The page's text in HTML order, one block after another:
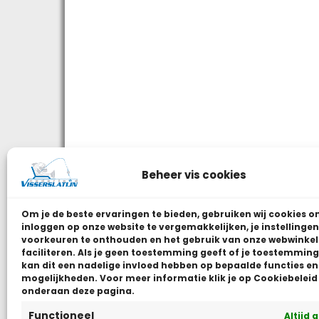
Beheer vis cookies
Om je de beste ervaringen te bieden, gebruiken wij cookies
inloggen op onze website te vergemakkelijken, je
voorkeuren te onthouden en het gebruik van onze
faciliteren. Als je geen toestemming geeft of je
kan dit een nadelige invloed hebben op bepaalde functies en
mogelijkheden. Voor meer informatie klik je op Cookiebeleid
onderaan deze pagina.
Functioneel Altijd